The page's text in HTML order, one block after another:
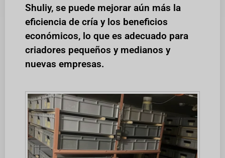
Shuliy, se puede mejorar aún más la
eficiencia de cría y los beneficios
económicos, lo que es adecuado para
criadores pequeños y medianos y
nuevas empresas.